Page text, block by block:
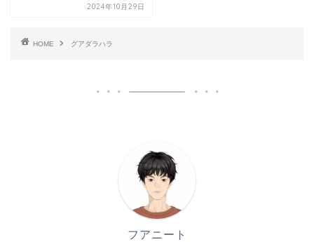
2024年10月29日
HOME グアダラハラ
フアニート